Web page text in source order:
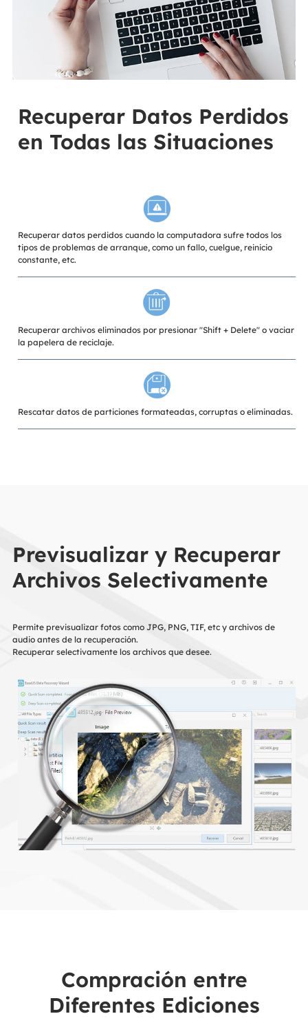
Recuperar Datos Perdidos
en Todas las Situaciones
Recuperar datos perdidos cuando la computadora sufre todos los
tipos de problemas de arranque, como un fallo, cuelgue, reinicio
constante, etc.
Recuperar archivos eliminados por presionar "Shift + Delete" o vaciar
la papelera de reciclaje.
Rescatar datos de particiones formateadas, corruptas o eliminadas.
Previsualizar y Recuperar
Archivos Selectivamente
Permite previsualizar fotos como JPG, PNG, TIF, etc y archivos de
audio antes de la recuperación.
Recuperar selectivamente los archivos que desee.
Compración entre
Diferentes Ediciones